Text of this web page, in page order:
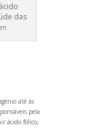
das
até às
pela
ácido fólico,